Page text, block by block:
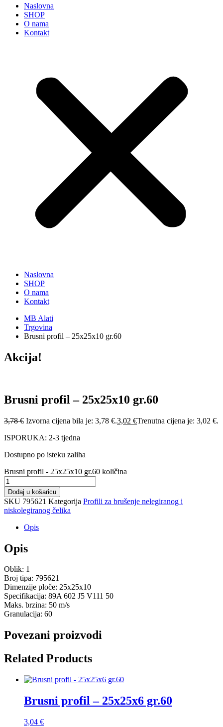
Naslovna
SHOP
O nama
Kontakt
Naslovna
SHOP
O nama
Kontakt
MB Alati
Trgovina
Brusni profil – 25x25x10 gr.60
Akcija!
Brusni profil – 25x25x10 gr.60
3,78€ Izvorna cijena bila je: 3,78 €.3,02 €Trenutna cijena je: 3,02 €.
ISPORUKA: 2-3 tjedna
Dostupno po isteku zaliha
Brusni profil - 25x25x10 gr.60 količina
Dodaj u košaricu
SKU 795621 Kategorija Profili za brušenje nelegiranog i
niskolegiranog čelika
Opis
Opis
Oblik: 1
Broj tipa: 795621
Dimenzije ploče: 25x25x10
Specifikacija: 89A 602 J5 V111 50
Maks. brzina: 50 m/s
Granulacija: 60
Povezani proizvodi
Related Products
Brusni profil – 25x25x6 gr.60
3,04 €